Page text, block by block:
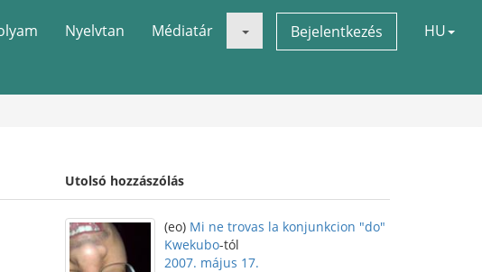
Nyelvtan Médiatár Bejelentkezés HU
Utolsó hozzászólás
(eo) Mi ne trovas la konjunkcion "do"
Kwekubo-tól
2007. május 17.